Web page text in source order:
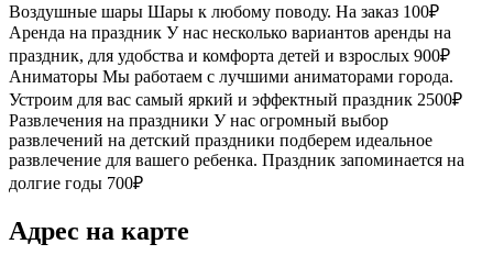
Воздушные шары Шары к любому поводу. На заказ 100₽
Аренда на праздник У нас несколько вариантов аренды на
праздник, для удобства и комфорта детей и взрослых 900₽
Аниматоры Мы работаем с лучшими аниматорами города.
Устроим для вас самый яркий и эффектный праздник 2500₽
Развлечения на праздники У нас огромный выбор
развлечений на детский праздники подберем идеальное
развлечение для вашего ребенка. Праздник запоминается на
долгие годы 700₽
Адрес на карте